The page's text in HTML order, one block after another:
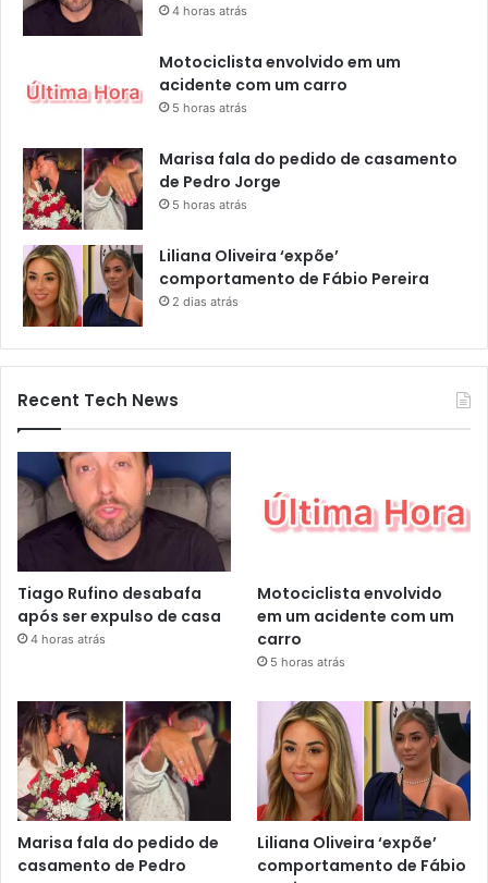
4 horas atrás
Motociclista envolvido em um
acidente com um carro
5 horas atrás
Marisa fala do pedido de casamento
de Pedro Jorge
5 horas atrás
Liliana Oliveira ‘expõe’
comportamento de Fábio Pereira
2 dias atrás
Recent Tech News
Tiago Rufino desabafa
após ser expulso de casa
4 horas atrás
Motociclista envolvido
em um acidente com um
carro
5 horas atrás
Marisa fala do pedido de
casamento de Pedro
Liliana Oliveira ‘expõe’
comportamento de Fábio